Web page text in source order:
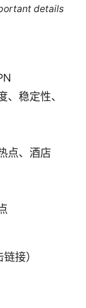
details
稳定性、
点、酒店
接）